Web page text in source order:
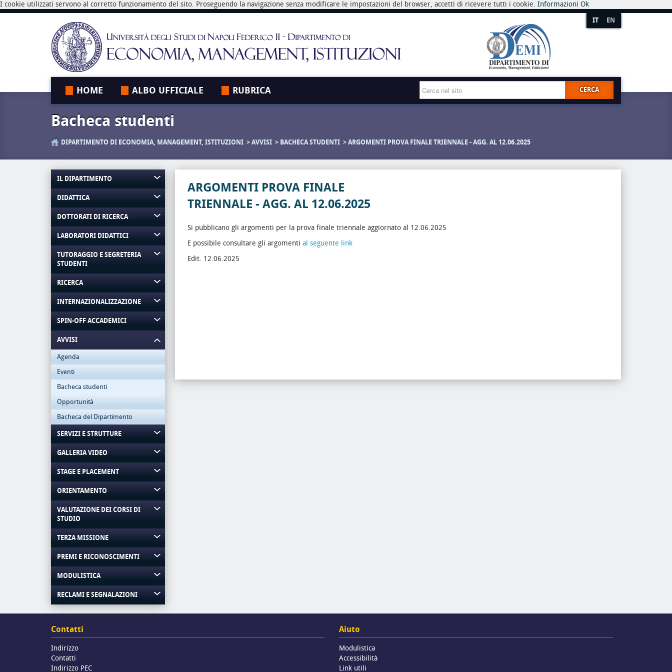
I cookie utilizzati servono al corretto funzionamento del sito. Proseguendo la navigazione senza modificare le impostazioni del browser, accetti di ricevere tutti i cookie. Informazioni Ok
IT EN
HOME ALBO UFFICIALE RUBRICA CERCA
Bacheca studenti
DIPARTIMENTO DI ECONOMIA, MANAGEMENT, ISTITUZIONI AVVISI BACHECA STUDENTI ARGOMENTI PROVA FINALE TRIENNALE - AGG. AL 12.06.2025
IL DIPARTIMENTO
DIDATTICA
DOTTORATI DI RICERCA
LABORATORI DIDATTICI
TUTORAGGIO E SEGRETERIA
STUDENTI
RICERCA
INTERNAZIONALIZZAZIONE
SPIN-OFF ACCADEMICI
AVVISI
Agenda
Eventi
Bacheca studenti
Opportunità
Bacheca del Dipartimento
SERVIZI E STRUTTURE
GALLERIA VIDEO
STAGE E PLACEMENT
ORIENTAMENTO
VALUTAZIONE DEI CORSI DI
STUDIO
TERZA MISSIONE
PREMI E RICONOSCIMENTI
MODULISTICA
RECLAMI E SEGNALAZIONI
ARGOMENTI PROVA FINALE
TRIENNALE - AGG. AL 12.06.2025
Si pubblicano gli argomenti per la prova finale triennale aggiornato al 12.06.2025
E possibile consultare gli argomenti al seguente link
Edit. 12.06.2025
Contatti
Indirizzo
Contatti
Indirizzo PEC
Aiuto
Modulistica
Accessibilità
Link utili